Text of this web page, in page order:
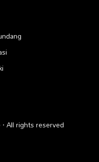
All rights reserved